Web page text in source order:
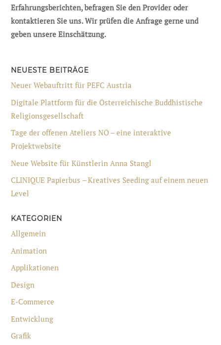
Erfahrungsberichten, befragen Sie den Provider oder
kontaktieren Sie uns. Wir prüfen die Anfrage gerne und
geben unsere Einschätzung.
NEUESTE BEITRÄGE
Neuer Webauftritt für PEFC Austria
Digitale Plattform für die Österreichische Buddhistische
Religionsgesellschaft
Tage der offenen Ateliers NÖ – eine interaktive
Projektwebsite
Neue Website für Künstlerin Anna Stangl
CLINIQUE Papierbus – Kreatives Seeding auf einem neuen
Level
KATEGORIEN
Allgemein
Animation
Applikationen
Design
E-Commerce
Entwicklung
Grafik